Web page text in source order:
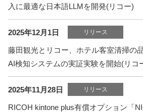
入に最適な日本語LLMを開発(リコー)
2025年12月1日 リリース
藤田観光とリコー、ホテル客室清掃の
AI検知システムの実証実験を開始(リコ
2025年11月28日 リリース
RICOH kintone plus有償オプション「